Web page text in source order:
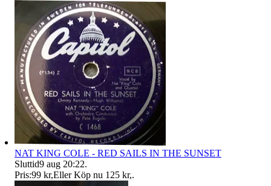
NAT KING COLE - RED SAILS IN THE SUNSET
Sluttid9 aug 20:22.
Pris:99 kr,Eller Köp nu 125 kr,.